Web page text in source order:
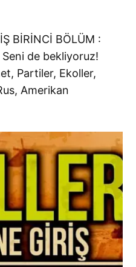
BİRİNCİ BÖLÜM :
Seni de bekliyoruz!
Partiler, Ekoller,
Amerikan